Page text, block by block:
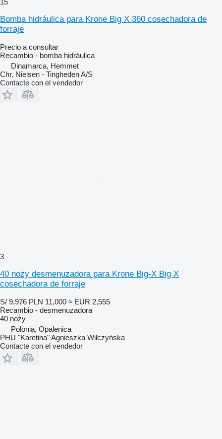
Bomba hidráulica para Krone Big X 360 cosechadora de
forraje
Precio a consultar
Recambio - bomba hidráulica
Dinamarca, Hemmet
Chr. Nielsen - Tingheden A/S
Contacte con el vendedor
3
40 noży desmenuzadora para Krone Big-X Big X
cosechadora de forraje
S/ 9,976 PLN 11,000 ≈ EUR 2,555
Recambio - desmenuzadora
40 noży
Polonia, Opalenica
PHU "Karetina" Agnieszka Wilczyńska
Contacte con el vendedor